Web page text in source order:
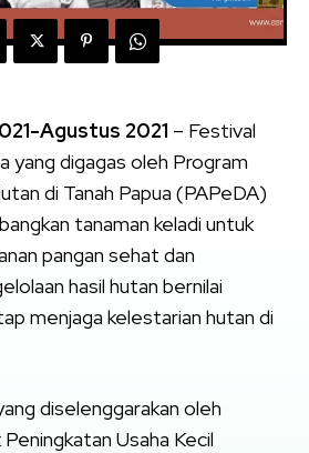
Agustus 2021 – Festival
yang digagas oleh Program
di Tanah Papua (PAPeDA)
tanaman keladi untuk
pangan sehat dan
hasil hutan bernilai
menjaga kelestarian hutan di
diselenggarakan oleh
Usaha Kecil